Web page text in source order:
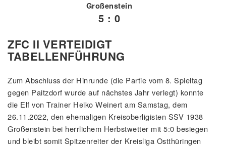
Großenstein
5 : 0
ZFC II VERTEIDIGT
TABELLENFÜHRUNG
Zum Abschluss der Hinrunde (die Partie vom 8. Spieltag
gegen Paitzdorf wurde auf nächstes Jahr verlegt) konnte
die Elf von Trainer Heiko Weinert am Samstag, dem
26.11.2022, den ehemaligen Kreisoberligisten SSV 1938
Großenstein bei herrlichem Herbstwetter mit 5:0 besiegen
und bleibt somit Spitzenreiter der Kreisliga Ostthüringen